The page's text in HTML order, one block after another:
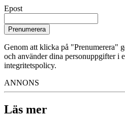
Epost
Prenumerera
Genom att klicka på "Prenumerera"
och använder dina personuppgifter i
integritetspolicy.
ANNONS
Läs mer